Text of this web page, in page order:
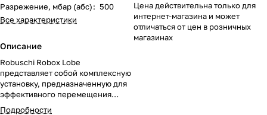
Разрежение, мбар (абс): 500
Все характеристики
Описание
Robuschi Robox Lobe
представляет собой комплексную
установку, предназначенную для
эффективного перемещения
газов под низким давлением.
Подробности
Цена действительна только для
интернет-магазина и может
отличаться от цен в розничных
магазинах